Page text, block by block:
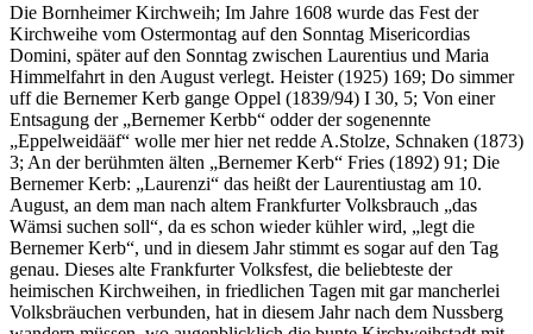
Die Bornheimer Kirchweih; Im Jahre 1608 wurde das Fest der
Kirchweihe vom Ostermontag auf den Sonntag Misericordias
Domini, später auf den Sonntag zwischen Laurentius und Maria
Himmelfahrt in den August verlegt. Heister (1925) 169; Do simmer
uff die Bernemer Kerb gange Oppel (1839/94) I 30, 5; Von einer
Entsagung der „Bernemer Kerbb“ odder der sogenennte
„Eppelweidääf“ wolle mer hier net redde A.Stolze, Schnaken (1873)
3; An der berühmten älten „Bernemer Kerb“ Fries (1892) 91; Die
Bernemer Kerb: „Laurenzi“ das heißt der Laurentiustag am 10.
August, an dem man nach altem Frankfurter Volksbrauch „das
Wämsi suchen soll“, da es schon wieder kühler wird, „legt die
Bernemer Kerb“, und in diesem Jahr stimmt es sogar auf den Tag
genau. Dieses alte Frankfurter Volksfest, die beliebteste der
heimischen Kirchweihen, in friedlichen Tagen mit gar mancherlei
Volksbräuchen verbunden, hat in diesem Jahr nach dem Nussberg